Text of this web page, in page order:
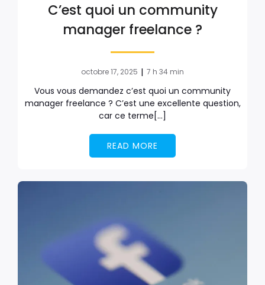
C’est quoi un community
manager freelance ?
octobre 17, 2025 | 7 h 34 min
Vous vous demandez c’est quoi un community
manager freelance ? C’est une excellente question,
car ce terme[…]
READ MORE